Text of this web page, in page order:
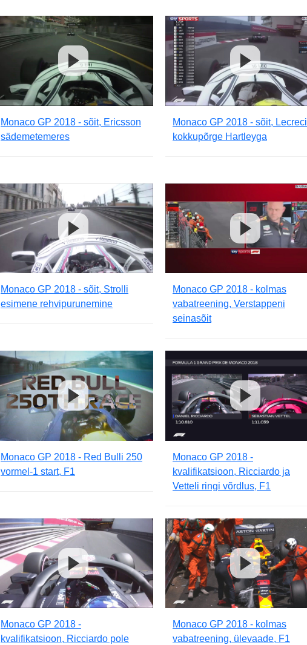
Monaco GP 2018 - sõit, Ericsson
sädemetemeres
Monaco GP 2018 - sõit, Lecreci
kokkupõrge Hartleyga
Monaco GP 2018 - sõit, Strolli
esimene rehvipurunemine
Monaco GP 2018 - kolmas
vabatreening, Verstappeni
seinasõit
Monaco GP 2018 - Red Bulli 250
vormel-1 start, F1
Monaco GP 2018 -
kvalifikatsioon, Ricciardo ja
Vetteli ringi võrdlus, F1
Monaco GP 2018 -
kvalifikatsioon, Ricciardo pole
Monaco GP 2018 - kolmas
vabatreening, ülevaade, F1